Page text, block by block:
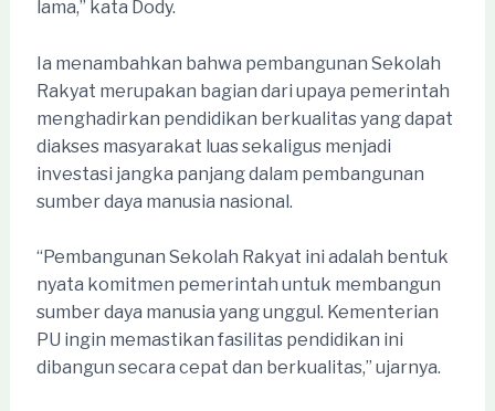
lama,” kata Dody.
Ia menambahkan bahwa pembangunan Sekolah
Rakyat merupakan bagian dari upaya pemerintah
menghadirkan pendidikan berkualitas yang dapat
diakses masyarakat luas sekaligus menjadi
investasi jangka panjang dalam pembangunan
sumber daya manusia nasional.
“Pembangunan Sekolah Rakyat ini adalah bentuk
nyata komitmen pemerintah untuk membangun
sumber daya manusia yang unggul. Kementerian
PU ingin memastikan fasilitas pendidikan ini
dibangun secara cepat dan berkualitas,” ujarnya.